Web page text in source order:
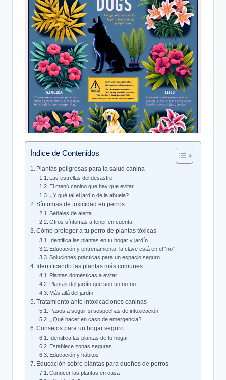
Índice de Contenidos
Plantas peligrosas para la salud ‌canina
Las estrellas del desastre
El menú canino que ​hay que evitar
¿Y qué tal el jardín ​de ‌la abuela?
Síntomas de toxicidad en perros
Señales de alerta
Otros síntomas ⁤a tener en cuenta
Cómo ⁣proteger a tu​ perro‌ de plantas tóxicas
Identifica‌ las plantas ‌en‍ tu hogar​ y jardín
Educación y ⁢entrenamiento:‍ la clave está ‍en el‌ “no”
Soluciones prácticas para un espacio⁣ seguro
Identificando las plantas más⁣ comunes
Plantas domésticas a evitar
Plantas del jardín que son un no-no
Más allá ⁣del jardín
Tratamiento ante​ intoxicaciones‍ caninas
Pasos a ​seguir si sospechas ‌de intoxicación
¿Qué ⁢hacer en caso de emergencia?
Consejos para‌ un hogar seguro
Identifica las plantas de tu hogar
Establece zonas seguras
Educación y hábitos
Educación‌ sobre plantas para ⁤dueños ⁣de perros
Conocer las plantas en casa